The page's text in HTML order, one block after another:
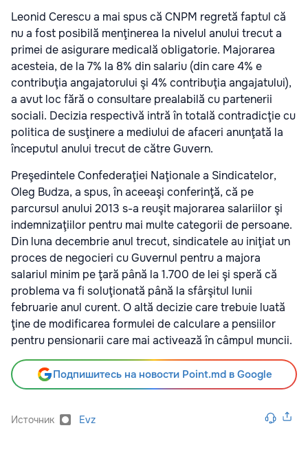
Leonid Cerescu a mai spus că CNPM regretă faptul că
nu a fost posibilă menţinerea la nivelul anului trecut a
primei de asigurare medicală obligatorie. Majorarea
acesteia, de la 7% la 8% din salariu (din care 4% e
contribuţia angajatorului şi 4% contribuţia angajatului),
a avut loc fără o consultare prealabilă cu partenerii
sociali. Decizia respectivă intră în totală contradicţie cu
politica de susţinere a mediului de afaceri anunţată la
începutul anului trecut de către Guvern.
Preşedintele Confederaţiei Naţionale a Sindicatelor,
Oleg Budza, a spus, în aceeaşi conferinţă, că pe
parcursul anului 2013 s-a reuşit majorarea salariilor şi
indemnizaţiilor pentru mai multe categorii de persoane.
Din luna decembrie anul trecut, sindicatele au iniţiat un
proces de negocieri cu Guvernul pentru a majora
salariul minim pe ţară până la 1.700 de lei şi speră că
problema va fi soluţionată până la sfârşitul lunii
februarie anul curent. O altă decizie care trebuie luată
ţine de modificarea formulei de calculare a pensiilor
pentru pensionarii care mai activează în câmpul muncii.
Подпишитесь на новости Point.md в Google
Источник Evz